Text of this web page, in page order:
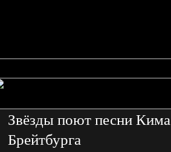
Звёзды поют песни Кима
Брейтбурга